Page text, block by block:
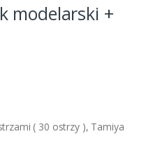
modelarski +
( 30 ostrzy ), Tamiya